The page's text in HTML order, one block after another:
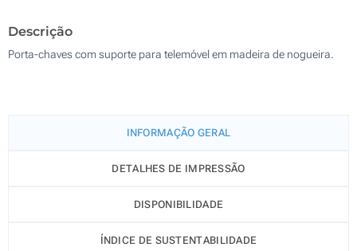
Outra :
Descrição
Porta-chaves com suporte para telemóvel em madeira de nogueira.
INFORMAÇÃO GERAL
DETALHES DE IMPRESSÃO
DISPONIBILIDADE
ÍNDICE DE SUSTENTABILIDADE